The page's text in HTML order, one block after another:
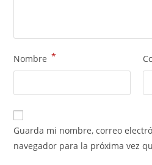
Nombre *
Guarda mi nombre, correo
navegador para la próxima vez